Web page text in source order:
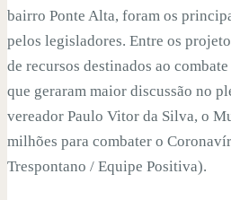
bairro Ponte Alta, foram os
pelos legisladores. Entre os
de recursos destinados ao
que geraram maior discussão no
vereador Paulo Vitor da Silva, o
milhões para combater o
Trespontano / Equipe Positiva).